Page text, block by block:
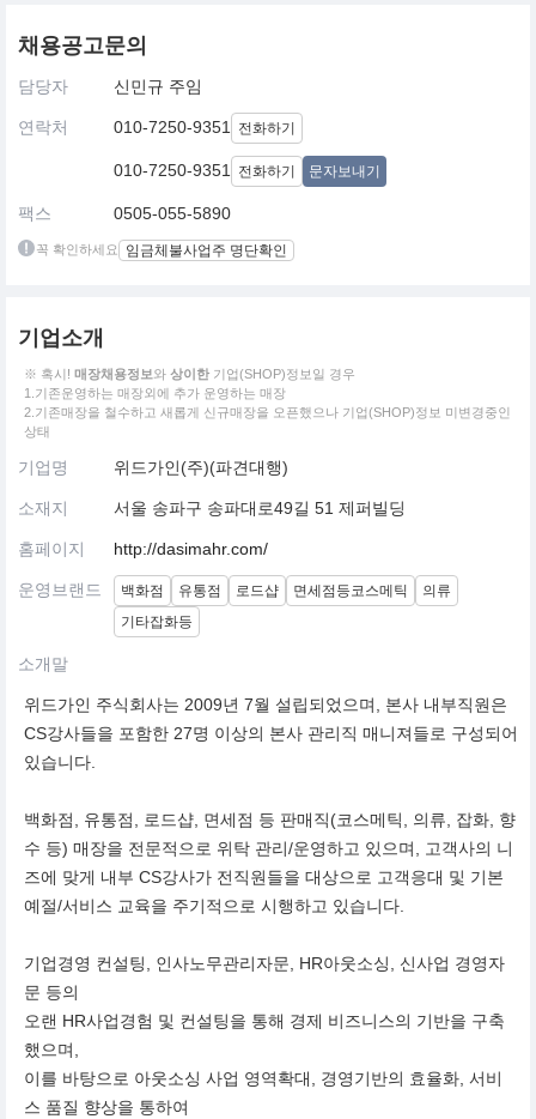
채용공고문의
담당자 신민규 주임
연락처 010-7250-9351 전화하기
010-7250-9351 전화하기 문자보내기
팩스 0505-055-5890
꼭 확인하세요 임금체불사업주 명단확인
기업소개
※ 혹시! 매장채용정보와 상이한 기업(SHOP)정보일 경우
1.기존운영하는 매장외에 추가 운영하는 매장
2.기존매장을 철수하고 새롭게 신규매장을 오픈했으나 기업(SHOP)정보 미변경중인
상태
기업명 위드가인(주)(파견대행)
소재지 서울 송파구 송파대로49길 51 제퍼빌딩
홈페이지 http://dasimahr.com/
운영브랜드 백화점 유통점 로드샵 면세점등코스메틱
의류
기타잡화등
소개말
위드가인 주식회사는 2009년 7월 설립되었으며, 본사 내부직원은
CS강사들을 포함한 27명 이상의 본사 관리직 매니져들로 구성되어
있습니다.
백화점, 유통점, 로드샵, 면세점 등 판매직(코스메틱, 의류, 잡화, 향
수 등) 매장을 전문적으로 위탁 관리/운영하고 있으며, 고객사의 니
즈에 맞게 내부 CS강사가 전직원들을 대상으로 고객응대 및 기본
예절/서비스 교육을 주기적으로 시행하고 있습니다.
기업경영 컨설팅, 인사노무관리자문, HR아웃소싱, 신사업 경영자
문 등의
오랜 HR사업경험 및 컨설팅을 통해 경제 비즈니스의 기반을 구축
했으며,
이를 바탕으로 아웃소싱 사업 영역확대, 경영기반의 효율화, 서비
스 품질 향상을 통하여